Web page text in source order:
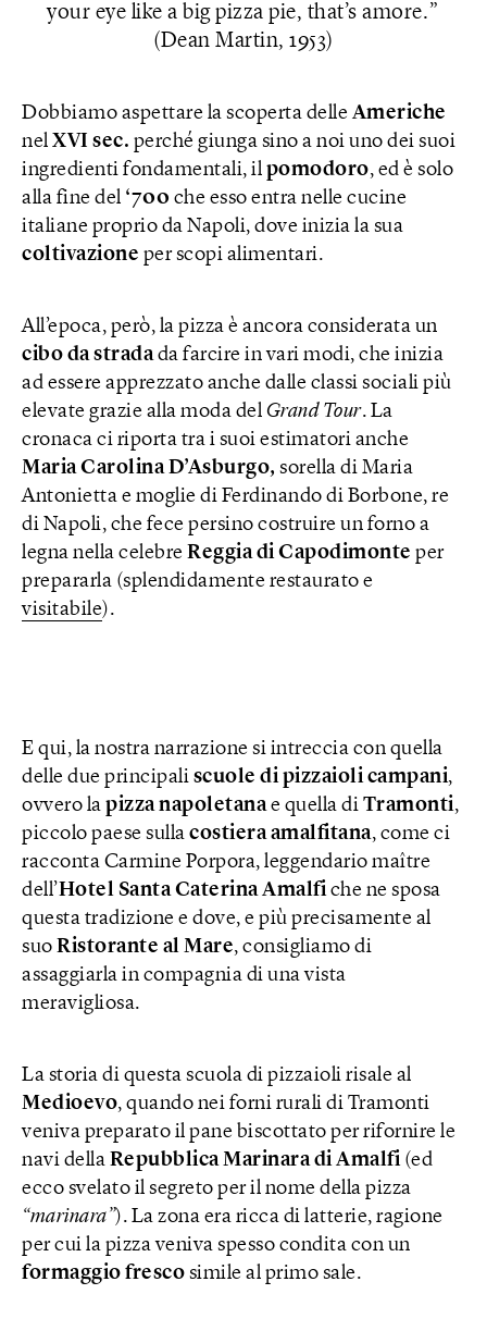
your eye like a big pizza pie, that’s amore.
(Dean Martin, 1953)
Dobbiamo aspettare la scoperta delle Americhe
nel XVI sec. perché giunga sino a noi uno dei suoi
ingredienti fondamentali, il pomodoro, ed è solo
alla fine del ‘700 che esso entra nelle cucine
italiane proprio da Napoli, dove inizia la sua
coltivazione per scopi alimentari.
All’epoca, però, la pizza è ancora considerata un
cibo da stradada farcire in vari modi, che inizia
ad essere apprezzato anche dalle classi sociali più
elevate grazie alla moda del Grand Tour. La
cronaca ci riporta tra i suoi estimatori anche
Maria Carolina D’Asburgo, sorella di Maria
Antonietta e moglie di Ferdinando di Borbone, re
di Napoli, che fece persino costruire un forno a
legna nella celebre Reggia di Capodimonte per
prepararla (splendidamente restaurato e
visitabile).
E qui, la nostra narrazione si intreccia con quella
delle due principali scuole di pizzaioli campani,
ovvero la pizzanapoletanae quella di Tramonti,
piccolo paese sulla costiera amalfitana, come ci
racconta Carmine Porpora, leggendario maître
dell’Hotel Santa Caterina Amalfiche ne sposa
questa tradizione e dove, e più precisamente al
suo Ristorante al Mare, consigliamo di
assaggiarla in compagnia di una vista
meravigliosa.
La storia di questa scuola di pizzaioli risale al
Medioevo, quando nei forni rurali di Tramonti
veniva preparato il pane biscottato per rifornire le
navi della Repubblica Marinara di Amalfi(ed
ecco svelato il segreto per il nome della pizza
“marinara”). La zona era ricca di latterie, ragione
per cui la pizza veniva spesso condita con un
formaggio fresco simile al primo sale.